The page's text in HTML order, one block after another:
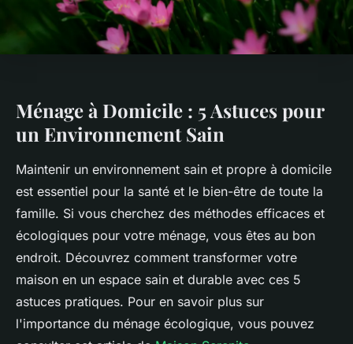
Ménage à Domicile : 5 Astuces pour
un Environnement Sain
Maintenir un environnement sain et propre à domicile
est essentiel pour la santé et le bien-être de toute la
famille. Si vous cherchez des méthodes efficaces et
écologiques pour votre ménage, vous êtes au bon
endroit. Découvrez comment transformer votre
maison en un espace sain et durable avec ces 5
astuces pratiques. Pour en savoir plus sur
l'importance du ménage écologique, vous pouvez